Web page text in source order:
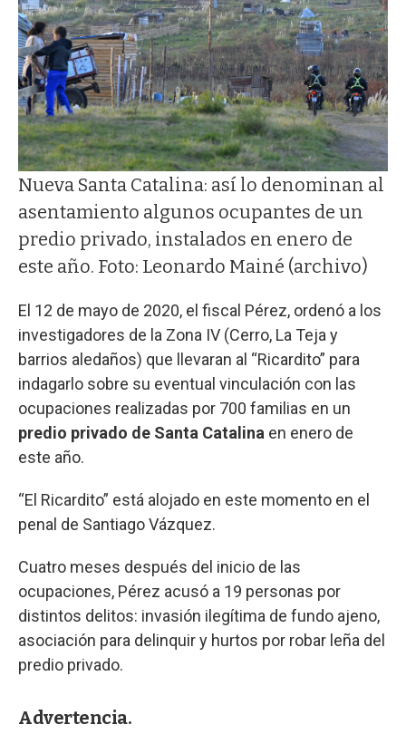
Nueva Santa Catalina: así lo denominan al
asentamiento algunos ocupantes de un
predio privado, instalados en enero de
este año. Foto: Leonardo Mainé (archivo)
El 12 de mayo de 2020, el fiscal Pérez, ordenó a los
investigadores de la Zona IV (Cerro, La Teja y
barrios aledaños) que llevaran al “Ricardito” para
indagarlo sobre su eventual vinculación con las
ocupaciones realizadas por 700 familias en un
predio privado de Santa Catalina en enero de
este año.
“El Ricardito” está alojado en este momento en el
penal de Santiago Vázquez.
Cuatro meses después del inicio de las
ocupaciones, Pérez acusó a 19 personas por
distintos delitos: invasión ilegítima de fundo ajeno,
asociación para delinquir y hurtos por robar leña del
predio privado.
Advertencia.